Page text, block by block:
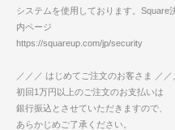
システムを使用しております。Square
内ページ
https://squareup.com/jp/security
／／／ はじめてご注文のお客さま ／／
初回1万円以上のご注文のお支払いは
銀行振込とさせていただきますので、
あらかじめご了承ください。